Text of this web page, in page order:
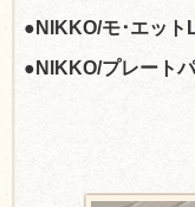
●NIKKO/モ･エット
●NIKKO/プレート